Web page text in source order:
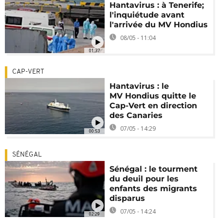
01:37
Hantavirus : à Tenerife;
l'inquiétude avant
l'arrivée du MV Hondius
08/05 - 11:04
00:53
CAP-VERT
Hantavirus : le
MV Hondius quitte le
Cap-Vert en direction
des Canaries
07/05 - 14:29
02:29
SÉNÉGAL
Sénégal : le tourment
du deuil pour les
enfants des migrants
disparus
07/05 - 14:24